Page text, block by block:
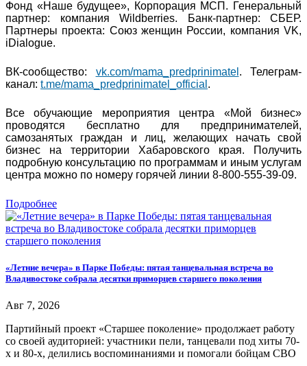
Фонд «Наше будущее», Корпорация МСП. Генеральный
партнер: компания Wildberries. Банк-партнер: СБЕР.
Партнеры проекта: Союз женщин России, компания VK,
iDialogue.
ВК-сообщество: vk.com/mama_predprinimatel . Телеграм-
канал: t.me/mama_predprinimatel_official .
Все обучающие мероприятия центра «Мой бизнес»
проводятся бесплатно для предпринимателей,
самозанятых граждан и лиц, желающих начать свой
бизнес на территории Хабаровского края. Получить
подробную консультацию по программам и иным услугам
центра можно по номеру горячей линии 8-800-555-39-09.
Подробнее
«Летние вечера» в Парке Победы: пятая танцевальная встреча во
Владивостоке собрала десятки приморцев старшего поколения
Авг 7, 2026
Партийный проект «Старшее поколение» продолжает работу
со своей аудиторией: участники пели, танцевали под хиты 70-
х и 80-х, делились воспоминаниями и помогали бойцам СВО